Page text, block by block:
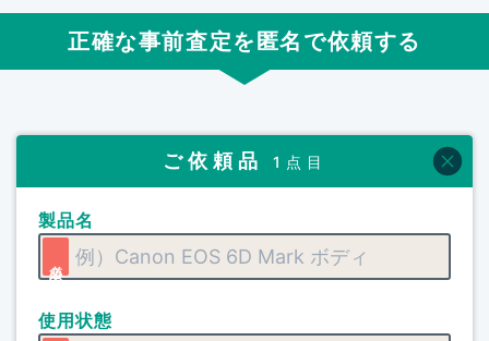
正確な事前査定を匿名で依頼する
ご依頼品 1点目
製品名
使用状態